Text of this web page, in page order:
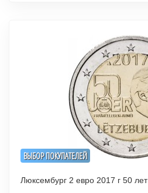
ВЫБОР ПОКУПАТЕЛЕЙ
Люксембург